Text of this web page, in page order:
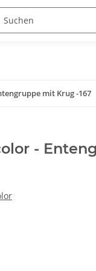
mit Krug -167
-